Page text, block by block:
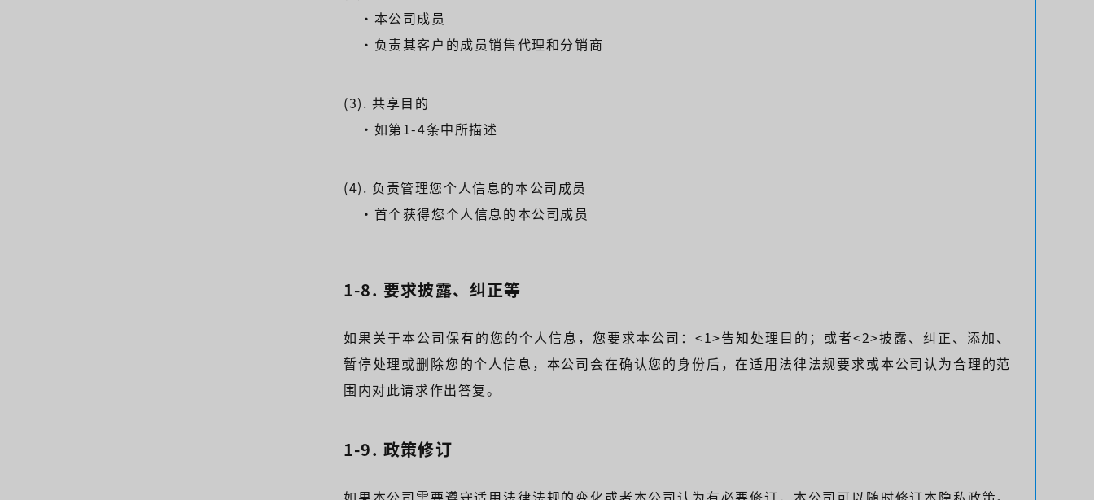
・本公司成员
・负责其客户的成员销售代理和分销商
(3). 共享目的
・如第1-4条中所描述
(4). 负责管理您个人信息的本公司成员
・首个获得您个人信息的本公司成员
1-8. 要求披露、纠正等
如果关于本公司保有的您的个人信息，您要求本公司：<1>告知处理目的；或者<2>披露、纠正、添加、
暂停处理或删除您的个人信息，本公司会在确认您的身份后，在适用法律法规要求或本公司认为合理的范
围内对此请求作出答复。
1-9. 政策修订